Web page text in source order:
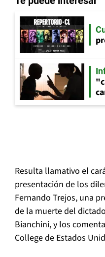
Resulta llamativo el
presentación de los
Fernando Trejos, una
de la muerte del
Bianchini, y los
College de Estados